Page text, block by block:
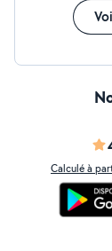
bientôt,
Calculé à